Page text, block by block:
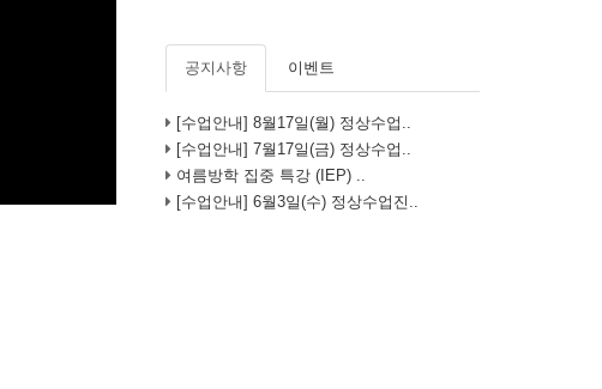
공지사항 이벤트
[수업안내] 8월17일(월) 정상수업..
[수업안내] 7월17일(금) 정상수업..
여름방학 집중 특강 (IEP) ..
[수업안내] 6월3일(수) 정상수업진..